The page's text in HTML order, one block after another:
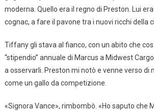
moderna. Quello era il regno di Preston. Lui
cognac, a fare il pavone tra i nuovi ricchi della
Tiffany gli stava al fianco, con un abito che
“stipendio” annuale di Marcus a Midwest
a osservarli. Preston mi notò e venne verso di
come un gallo da competizione.
«Signora Vance», rimbombò. «Ho saputo che